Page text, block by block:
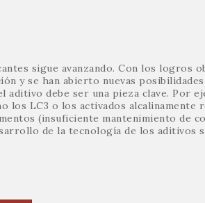
sigue avanzando. Con los logros
y se han abierto nuevas
debe ser una pieza clave. Por
los LC3 o los activados alcalinamente
(insuficiente mantenimiento de
de la tecnología de los aditivos